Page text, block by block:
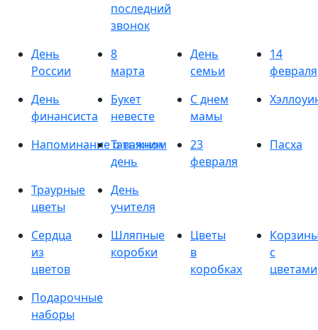
последний
звонок
День
России
8
марта
День
семьи
14
февраля
День
финансиста
Букет
невесте
С днем
мамы
Напоминание о важном
Татьянин
день
23
февраля
Пасха
Траурные
цветы
День
учителя
Сердца
из
цветов
Шляпные
коробки
Цветы
в
коробках
с
цветами
Подарочные
наборы